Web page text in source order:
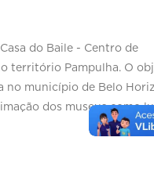
do Baile - Centro de
território Pampulha. O
no município de Belo
dos museus como